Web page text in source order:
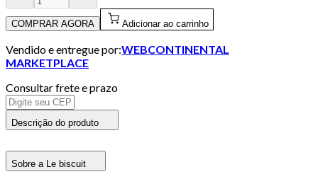
COMPRAR AGORA Adicionar ao carrinho
Vendido e entregue por:WEBCONTINENTAL
MARKETPLACE
Consultar frete e prazo
Descrição do produto
Sobre a Le biscuit